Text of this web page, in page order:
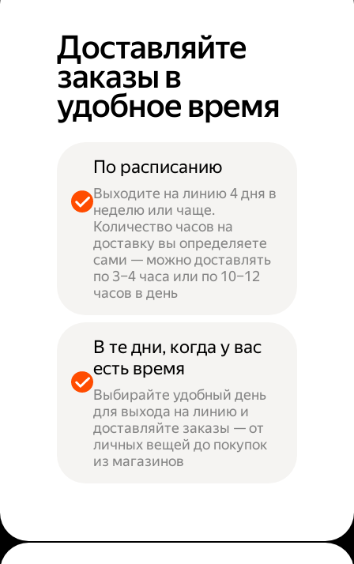
Доставляйте
заказы в
удобное время
По расписанию
Выходите на линию 4 дня в
неделю или чаще.
Количество часов на
доставку вы определяете
сами — можно доставлять
по 3–4 часа или по 10–12
часов в день
В те дни, когда у вас
есть время
Выбирайте удобный день
для выхода на линию и
доставляйте заказы — от
личных вещей до покупок
из магазинов